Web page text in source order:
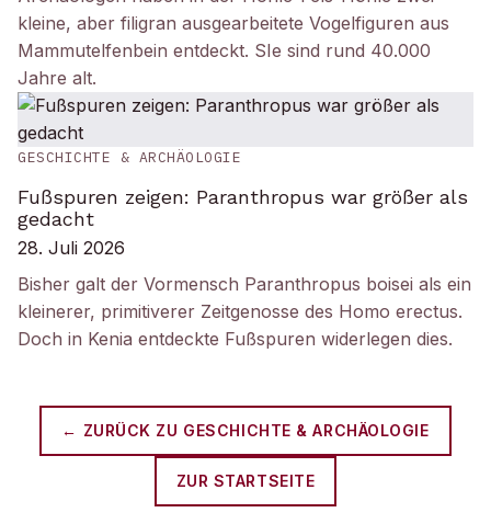
kleine, aber filigran ausgearbeitete Vogelfiguren aus
Mammutelfenbein entdeckt. SIe sind rund 40.000
Jahre alt.
GESCHICHTE & ARCHÄOLOGIE
Fußspuren zeigen: Paranthropus war größer als
gedacht
28. Juli 2026
Bisher galt der Vormensch Paranthropus boisei als ein
kleinerer, primitiverer Zeitgenosse des Homo erectus.
Doch in Kenia entdeckte Fußspuren widerlegen dies.
← ZURÜCK ZU GESCHICHTE & ARCHÄOLOGIE
ZUR STARTSEITE